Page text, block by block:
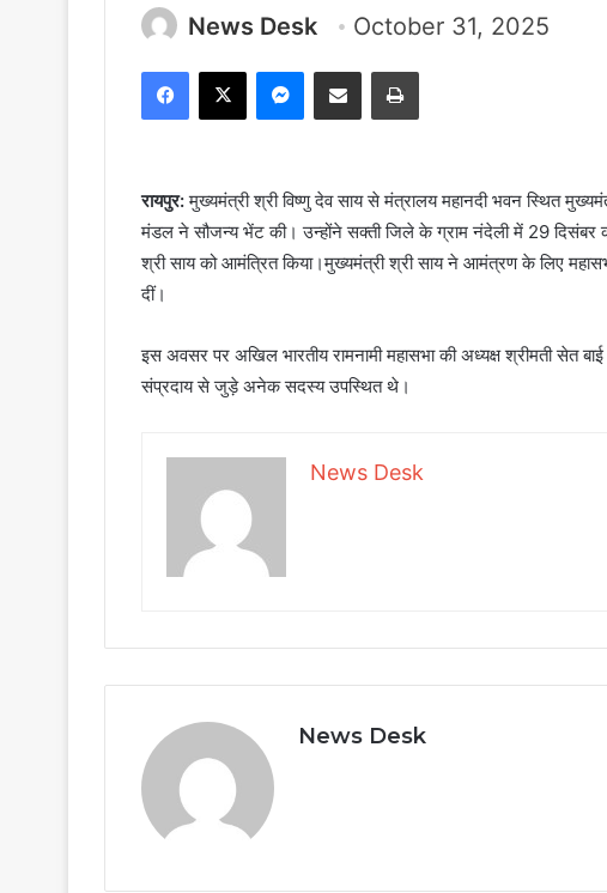
News Desk October 31, 2025
Facebook
X Messenger
Share via Email Print
रायपुर:मुख्यमंत्री श्री विष्णु देव साय से मंत्रालय महानदी भवन स्थित
मंडल ने सौजन्य भेंट की। उन्होंने सक्ती जिले के ग्राम नंदेली में 29 दिसंबर
श्री साय को आमंत्रित किया।मुख्यमंत्री श्री साय ने आमंत्रण के लिए
दीं।
इस अवसर पर अखिल भारतीय रामनामी महासभा की अध्यक्ष श्रीमती सेत बाई
संप्रदाय से जुड़े अनेक सदस्य उपस्थित थे।
News Desk
News Desk